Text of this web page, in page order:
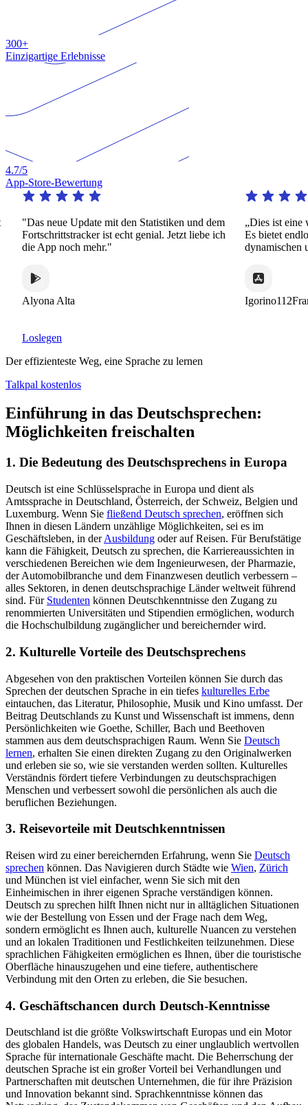
300+
Einzigartige Erlebnisse
4.7/5
App-Store-Bewertung
"Das neue Update mit den Statistiken und dem
Fortschrittstracker ist echt genial. Jetzt liebe ich
die App noch mehr."
Alyona Alta
„Dies ist eine
Es bietet
dynamischen
Loslegen
Der effizienteste Weg, eine Sprache zu lernen
Talkpal kostenlos
Einführung in das Deutschsprechen:
Möglichkeiten freischalten
1. Die Bedeutung des Deutschsprechens in Europa
Deutsch ist eine Schlüsselsprache in Europa und dient als
Amtssprache in Deutschland, Österreich, der Schweiz, Belgien und
Luxemburg. Wenn Sie fließend Deutsch sprechen, eröffnen sich
Ihnen in diesen Ländern unzählige Möglichkeiten, sei es im
Geschäftsleben, in derAusbildung oder auf Reisen. Für Berufstätige
kann die Fähigkeit, Deutsch zu sprechen, die Karriereaussichten in
verschiedenen Bereichen wie dem Ingenieurwesen, der Pharmazie,
der Automobilbranche und dem Finanzwesen deutlich verbessern –
alles Sektoren, in denen deutschsprachige Länder weltweit führend
sind. Für Studenten können Deutschkenntnisse den Zugang zu
renommierten Universitäten und Stipendien ermöglichen, wodurch
die Hochschulbildung zugänglicher und bereichernder wird.
2. Kulturelle Vorteile des Deutschsprechens
Abgesehen von den praktischen Vorteilen können Sie durch das
Sprechen der deutschen Sprache in ein tiefes kulturelles Erbe
eintauchen, das Literatur, Philosophie, Musik und Kino umfasst. Der
Beitrag Deutschlands zu Kunst und Wissenschaft ist immens, denn
Persönlichkeiten wie Goethe, Schiller, Bach und Beethoven
stammen aus dem deutschsprachigen Raum. Wenn Sie Deutsch
lernen, erhalten Sie einen direkten Zugang zu den Originalwerken
und erleben sie so, wie sie verstanden werden sollten. Kulturelles
Verständnis fördert tiefere Verbindungen zu deutschsprachigen
Menschen und verbessert sowohl die persönlichen als auch die
beruflichen Beziehungen.
3. Reisevorteile mit Deutschkenntnissen
Reisen wird zu einer bereichernden Erfahrung, wenn Sie Deutsch
sprechen können. Das Navigieren durch Städte wie Wien, Zürich
und München ist viel einfacher, wenn Sie sich mit den
Einheimischen in ihrer eigenen Sprache verständigen können.
Deutsch zu sprechen hilft Ihnen nicht nur in alltäglichen Situationen
wie der Bestellung von Essen und der Frage nach dem Weg,
sondern ermöglicht es Ihnen auch, kulturelle Nuancen zu verstehen
und an lokalen Traditionen und Festlichkeiten teilzunehmen. Diese
sprachlichen Fähigkeiten ermöglichen es Ihnen, über die touristische
Oberfläche hinauszugehen und eine tiefere, authentischere
Verbindung mit den Orten zu erleben, die Sie besuchen.
4. Geschäftschancen durch Deutsch-Kenntnisse
Deutschland ist die größte Volkswirtschaft Europas und ein Motor
des globalen Handels, was Deutsch zu einer unglaublich wertvollen
Sprache für internationale Geschäfte macht. Die Beherrschung der
deutschen Sprache ist ein großer Vorteil bei Verhandlungen und
Partnerschaften mit deutschen Unternehmen, die für ihre Präzision
und Innovation bekannt sind. Sprachkenntnisse können das